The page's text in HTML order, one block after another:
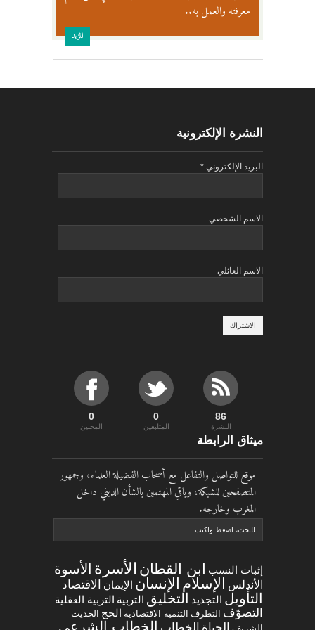
معرفته والعمل به..
المزيد
النشرة الإلكترونية
البريد الإلكتروني *
الاسم الشخصي
الاسم العائلي
0
المحبين
0
المتلبعين
90
النشرة
ميثاق الرابطة
موقع للتواصل والتفاعل مع أصحاب الفضيلة العلماء، وجمهور
المتصفحين للشبكة، وباقي المهتمين بالشأن الديني داخل
المغرب وخارجه.
إثبات النسب ابن القطان الأسرة الأسوة
الأندلس الإسلام الإنسان الإيمان الاقتصاد
التأويل التجديد التخليق التربية التربية العقلية
التصوّف التطرف التنمية الاقتصادية الحج الحديث
الخطاب الخطاب الشرعي